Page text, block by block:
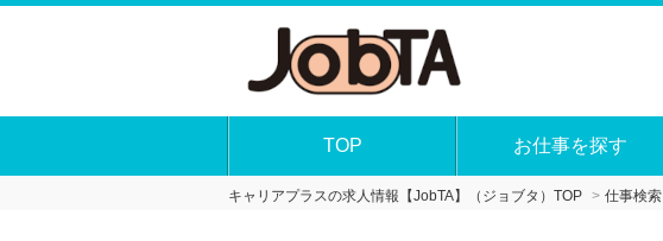
TOP お仕事を探す
キャリアプラスの求人情報【JobTA】（ジョブタ）TOP 仕事検索